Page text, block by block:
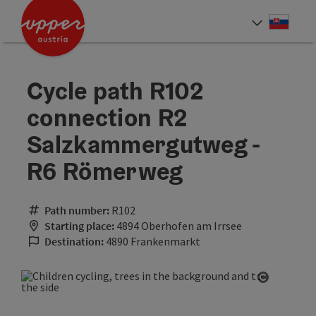
Accesskey
Accesskey
Cycle path R102
connection R2
Salzkammergutweg -
R6 Römerweg
Path number: R102
Starting place: 4894 Oberhofen am Irrsee
Destination: 4890 Frankenmarkt